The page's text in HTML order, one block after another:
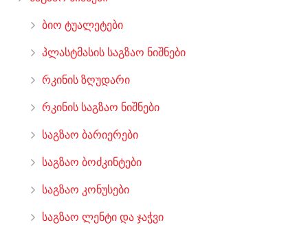
ბიო ტუალეტები
პლასტმასის საგზაო ნიშნები
რკინის ზღუდარი
რკინის საგზაო ნიშნები
საგზაო ბარიერები
საგზაო ბოძკინტები
საგზაო კონუსები
საგზაო ლენტი და ჯაჭვი